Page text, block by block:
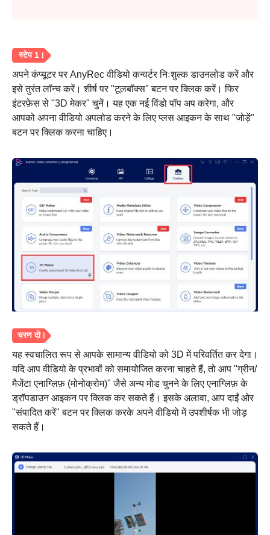
स्टेप 1।
अपने कंप्यूटर पर AnyRec वीडियो कन्वर्टर निःशुल्क डाउनलोड करें और
इसे तुरंत लॉन्च करें। शीर्ष पर "टूलबॉक्स" बटन पर क्लिक करें। फिर
इंटरफ़ेस से "3D मेकर" चुनें। यह एक नई विंडो पॉप अप करेगा, और
आपको अपना वीडियो अपलोड करने के लिए प्लस आइकन के साथ "जोड़ें"
बटन पर क्लिक करना चाहिए।
यह स्वचालित रूप से आपके सामान्य वीडियो को 3D में परिवर्तित कर देगा।
यदि आप वीडियो के प्रभावों को समायोजित करना चाहते हैं, तो आप "ग्रीन/
मैजेंटा एनाग्लिफ़ (मोनोक्रोम)" जैसे अन्य मोड चुनने के लिए एनाग्लिफ़ के
ड्रॉपडाउन आइकन पर क्लिक कर सकते हैं। इसके अलावा, आप दाईं ओर
"संपादित करें" बटन पर क्लिक करके अपने वीडियो में उपशीर्षक भी जोड़
सकते हैं।